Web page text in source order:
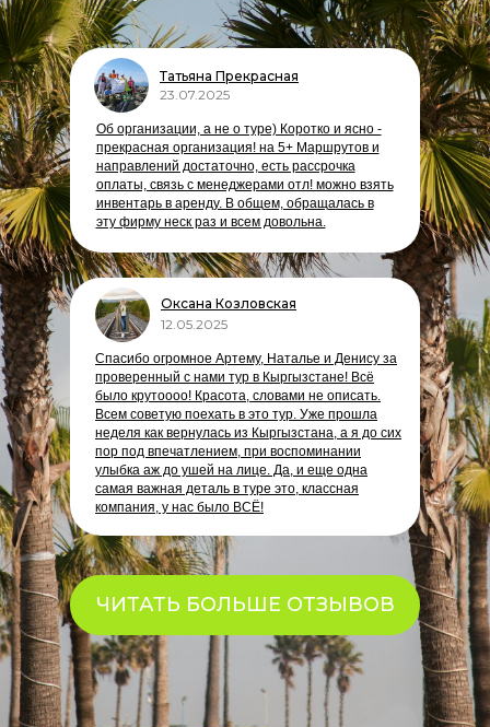
Татьяна Прекрасная
Об организации, а не о туре) Коротко и ясно -
прекрасная организация! на 5+ Маршрутов и
направлений достаточно, есть рассрочка
оплаты, связь с менеджерами отл! можно взять
инвентарь в аренду. В общем, обращалась в
эту фирму неск раз и всем довольна.
23.07.2025
Спасибо огромное Артему, Наталье и Денису за
проверенный с нами тур в Кыргызстане! Всё
было крутоооо! Красота, словами не описать.
Всем советую поехать в это тур. Уже прошла
неделя как вернулась из Кыргызстана, а я до сих
пор под впечатлением, при воспоминании
улыбка аж до ушей на лице. Да, и еще одна
самая важная деталь в туре это, классная
компания, у нас было ВСЁ!
12.05.2025
Оксана Козловская
ЧИТАТЬ БОЛЬШЕ ОТЗЫВОВ